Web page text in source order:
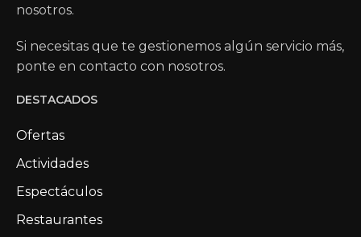
nosotros.
Si necesitas que te gestionemos algún servicio más,
ponte en contacto con nosotros.
DESTACADOS
Ofertas
Actividades
Espectáculos
Restaurantes